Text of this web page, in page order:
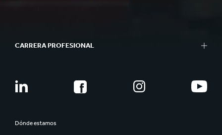
CARRERA PROFESIONAL
Dónde estamos